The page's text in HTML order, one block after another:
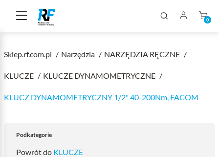
0
Sklep.rf.com.pl Narzędzia NARZĘDZIA RĘCZNE
KLUCZE KLUCZE DYNAMOMETRYCZNE
KLUCZ DYNAMOMETRYCZNY 1/2" 40-200Nm, FACOM
Podkategorie
Powrót do KLUCZE